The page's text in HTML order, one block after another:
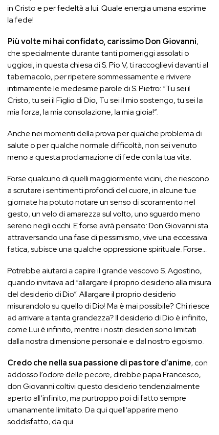
in Cristo e per fedeltà a lui. Quale energia umana esprime
la fede!
Più volte mi hai confidato, carissimo Don Giovanni,
che specialmente durante tanti pomeriggi assolati o
uggiosi, in questa chiesa di S. Pio V, ti raccoglievi davanti al
tabernacolo, per ripetere sommessamente e rivivere
intimamente le medesime parole di S. Pietro: “Tu sei il
Cristo, tu sei il Figlio di Dio, Tu sei il mio sostengo, tu sei la
mia forza, la mia consolazione, la mia gioia!”.
Anche nei momenti della prova per qualche problema di
salute o per qualche normale difficoltà, non sei venuto
meno a questa proclamazione di fede con la tua vita.
Forse qualcuno di quelli maggiormente vicini, che riescono
a scrutare i sentimenti profondi del cuore, in alcune tue
giornate ha potuto notare un senso di scoramento nel
gesto, un velo di amarezza sul volto, uno sguardo meno
sereno negli occhi. E forse avrà pensato: Don Giovanni sta
attraversando una fase di pessimismo, vive una eccessiva
fatica, subisce una qualche oppressione spirituale. Forse…
Potrebbe aiutarci a capire il grande vescovo S. Agostino,
quando invitava ad “allargare il proprio desiderio alla misura
del desiderio di Dio”. Allargare il proprio desiderio
misurandolo su quello di Dio! Ma è mai possibile? Chi riesce
ad arrivare a tanta grandezza? Il desiderio di Dio è infinito,
come Lui è infinito, mentre i nostri desideri sono limitati
dalla nostra dimensione personale e dal nostro egoismo.
Credo che nella sua passione di pastore d’anime, con
addosso l’odore delle pecore, direbbe papa Francesco,
don Giovanni coltivi questo desiderio tendenzialmente
aperto all’infinito, ma purtroppo poi di fatto sempre
umanamente limitato. Da qui quell’apparire meno
soddisfatto, da qui